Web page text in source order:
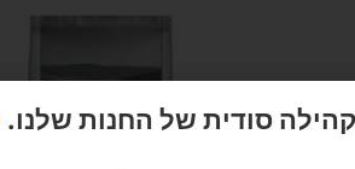
סודית של החנות שלנו.